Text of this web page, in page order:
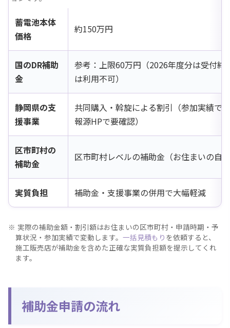
蓄電池本体
価格
約150万円
国のDR補助
金
参考：上限60万円（2026年度分は受付終
は利用不可）
静岡県の支
援事業
共同購入・斡旋による割引（参加実績で
報源HPで要確認）
区市町村の
補助金
区市町村レベルの補助金（お住まいの自
実質負担 補助金・支援事業の併用で大幅軽減
実際の補助金額・割引額はお住まいの区市町村・申請時期・予
算状況・参加実績で変動します。 一括見積もり を依頼すると、
施工販売店が補助金を含めた正確な実質負担額を提示してくれ
ます。
補助金申請の流れ